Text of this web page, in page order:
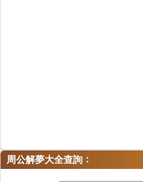
周公解夢大全查詢 ：